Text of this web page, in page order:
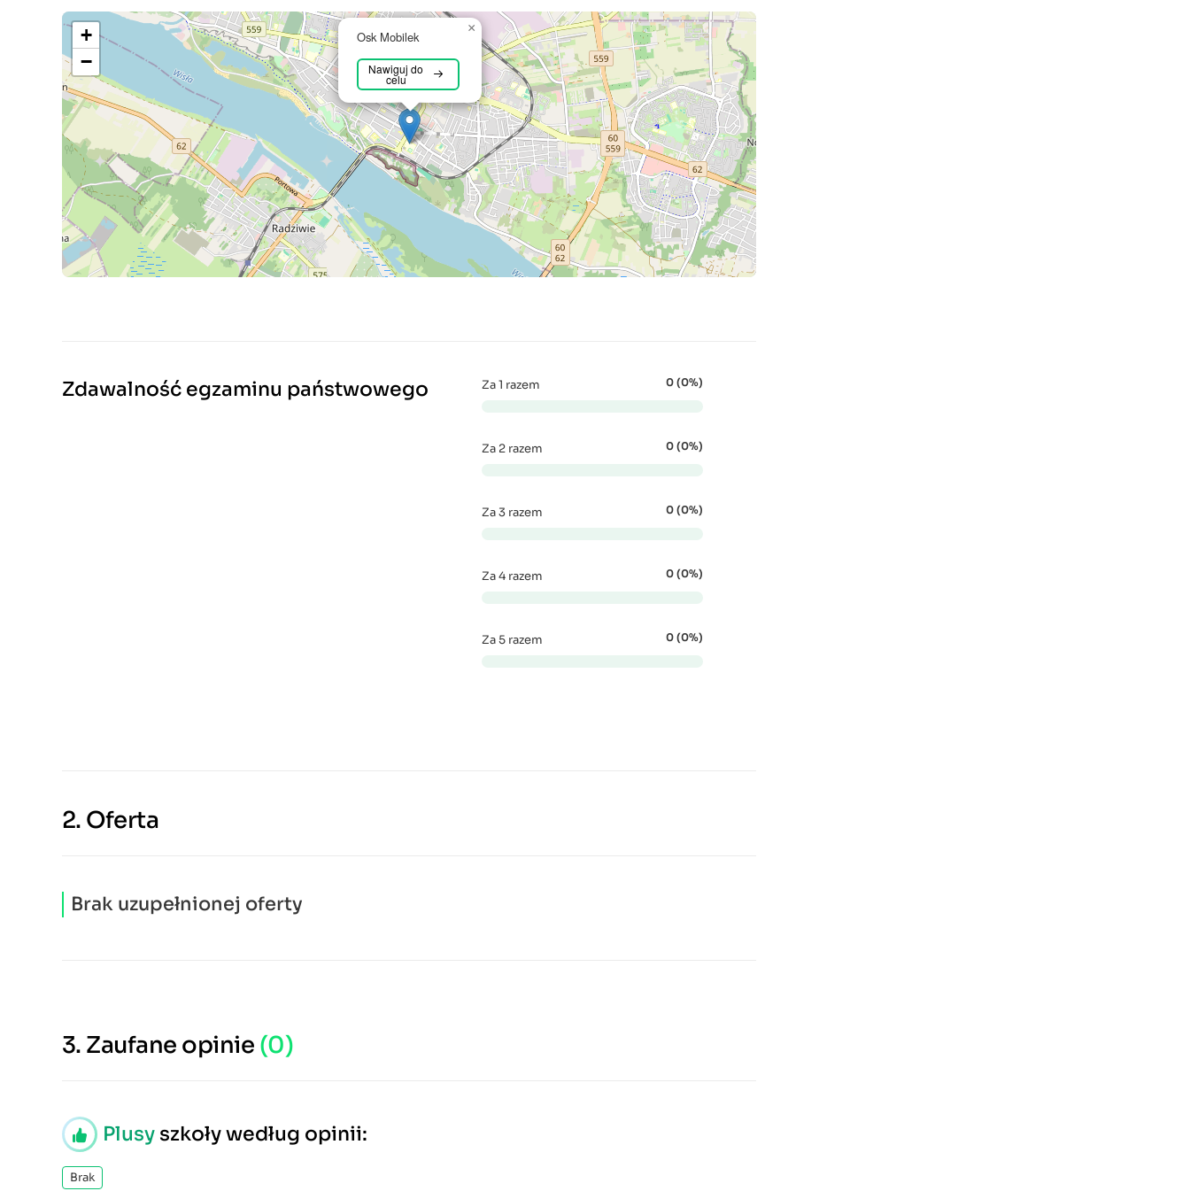
Osk Mobilek
Nawiguj do
celu
×
+
−
Zdawalność egzaminu państwowego Za 1 razem 0 (0%)
Za 2 razem 0 (0%)
Za 3 razem 0 (0%)
Za 4 razem 0 (0%)
Za 5 razem 0 (0%)
2. Oferta
Brak uzupełnionej oferty
3. Zaufane opinie (0)
Plusy szkoły według opinii:
Brak